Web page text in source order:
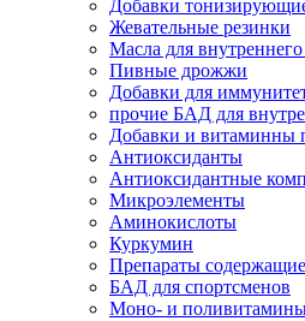
Добавки
Жевательные резинки
Масла для
Пивные дрожжи
Добавки для
прочие БАД для
Добавки и витаминны
Антиоксиданты
Антиоксидантные
Микроэлементы
Аминокислоты
Куркумин
Препараты содержащие
БАД для спортсменов
Моно- и